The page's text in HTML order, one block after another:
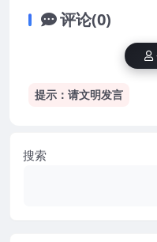
评论(0)
提示：请文明发言
搜索